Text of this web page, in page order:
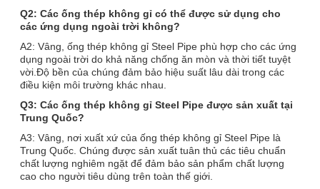
Q2: Các ống thép không gỉ có thể được sử dụng cho
các ứng dụng ngoài trời không?
A2: Vâng, ống thép không gỉ Steel Pipe phù hợp cho các ứng
dụng ngoài trời do khả năng chống ăn mòn và thời tiết tuyệt
vời.Độ bền của chúng đảm bảo hiệu suất lâu dài trong các
điều kiện môi trường khác nhau.
Q3: Các ống thép không gỉ Steel Pipe được sản xuất tại
Trung Quốc?
A3: Vâng, nơi xuất xứ của ống thép không gỉ Steel Pipe là
Trung Quốc. Chúng được sản xuất tuân thủ các tiêu chuẩn
chất lượng nghiêm ngặt để đảm bảo sản phẩm chất lượng
cao cho người tiêu dùng trên toàn thế giới.